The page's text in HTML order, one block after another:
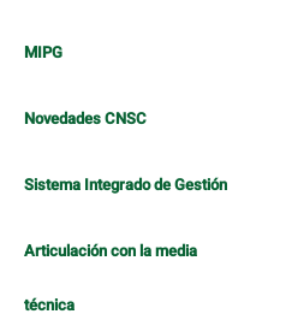
MIPG
Novedades CNSC
Sistema Integrado de Gestión
Articulación con la media
técnica